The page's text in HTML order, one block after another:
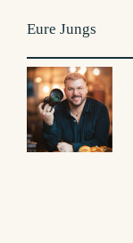
Eure Jungs